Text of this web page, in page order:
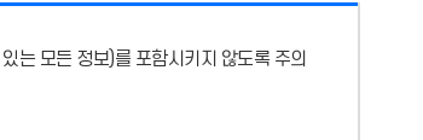
는 모든 정보)를 포함시키지 않도록 주의